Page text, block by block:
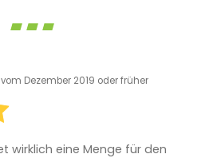
vom Dezember 2019 oder früher
wirklich eine Menge für den